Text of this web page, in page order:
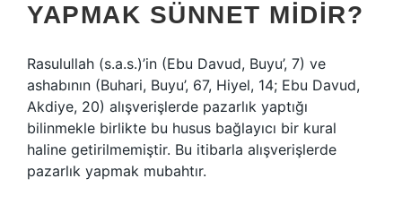
YAPMAK SÜNNET MIDIR?
Rasulullah (s.a.s.)’in (Ebu Davud, Buyu’, 7) ve
ashabının (Buhari, Buyu’, 67, Hiyel, 14; Ebu Davud,
Akdiye, 20) alışverişlerde pazarlık yaptığı
bilinmekle birlikte bu husus bağlayıcı bir kural
haline getirilmemiştir. Bu itibarla alışverişlerde
pazarlık yapmak mubahtır.